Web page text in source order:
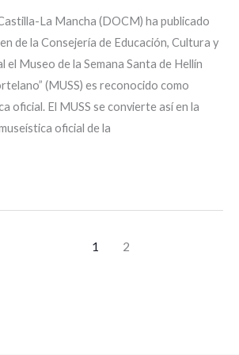
La Mancha (DOCM) ha publicado
de la Consejería de Educación, Cultura y
el Museo de la Semana Santa de Hellín
(MUSS) es reconocido como
oficial. El MUSS se convierte así en la
oficial de la
1 2